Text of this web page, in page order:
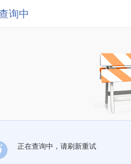
询中
正在查询中，请刷新重试